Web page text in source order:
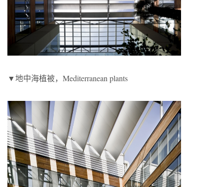
▼地中海植被，Mediterranean plants